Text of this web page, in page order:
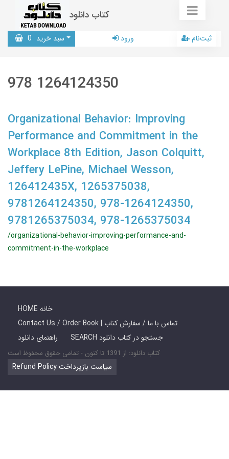
کتاب دانلود
سبد خرید 0 ورود ثبت‌نام
978 1264124350
Organizational Behavior: Improving
Performance and Commitment in the
Workplace 8th Edition, Jason Colquitt,
Jeffery LePine, Michael Wesson,
126412435X, 1265375038,
9781264124350, 978-1264124350,
9781265375034, 978-1265375034
/organizational-behavior-improving-performance-and-
commitment-in-the-workplace
HOME خانه
Contact Us / Order Book | تماس با ما / سفارش کتاب
راهنمای دانلود
SEARCH جستجو در کتاب دانلود
کتاب دانلود: از 1391 تا کنون - تمامی حقوق محفوظ است
Refund Policy سیاست بازپرداخت